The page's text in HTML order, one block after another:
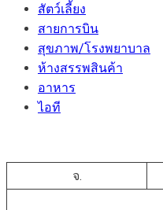
สัตว์เลี้ยง
สายการบิน
สุขภาพ/โรงพยาบาล
ห้างสรรพสินค้า
อาหาร
ไอที
จ.